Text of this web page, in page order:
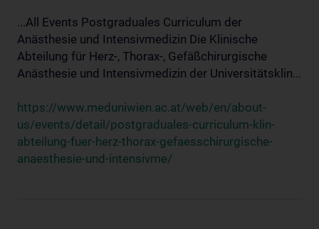
...All Events Postgraduales Curriculum der
Anästhesie und Intensivmedizin Die Klinische
Abteilung für Herz-, Thorax-, Gefäßchirurgische
Anästhesie und Intensivmedizin der Universitätsklin...
https://www.meduniwien.ac.at/web/en/about-
us/events/detail/postgraduales-curriculum-klin-
abteilung-fuer-herz-thorax-gefaesschirurgische-
anaesthesie-und-intensivme/